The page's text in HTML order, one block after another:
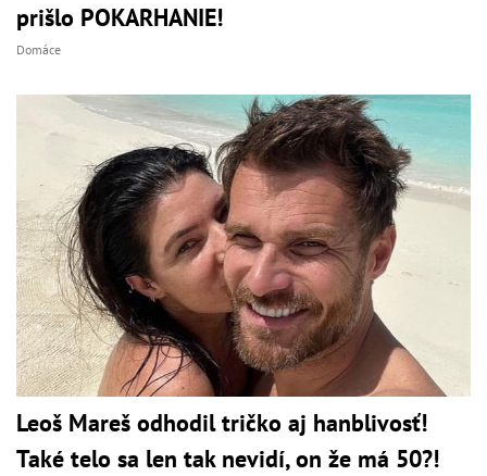
prišlo POKARHANIE!
Domáce
Leoš Mareš odhodil tričko aj hanblivosť!
Také telo sa len tak nevidí, on že má 50?!